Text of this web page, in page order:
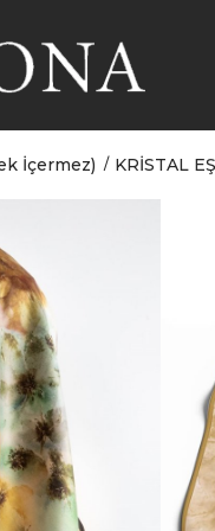
İçermez) KRİSTAL